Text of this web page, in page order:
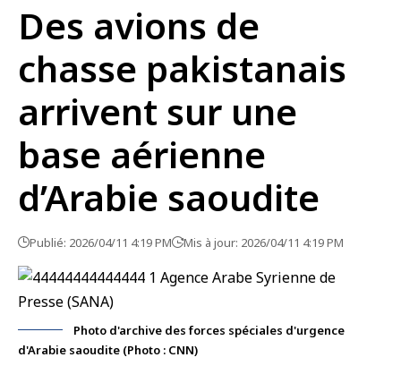
Des avions de
chasse pakistanais
arrivent sur une
base aérienne
d’Arabie saoudite
Publié: 2026/04/11 4:19 PM Mis à jour: 2026/04/11 4:19 PM
Photo d'archive des forces spéciales d'urgence
d'Arabie saoudite (Photo : CNN)